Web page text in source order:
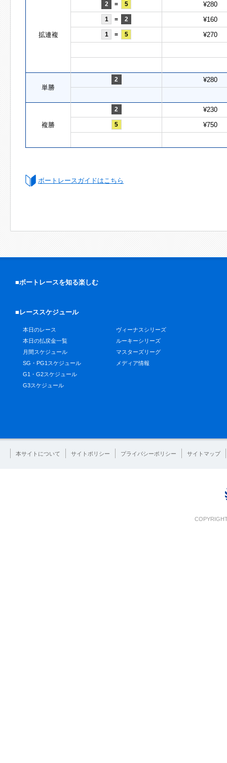
拡連複
2 = 5 ¥280
1 = 2 ¥160
1 = 5 ¥270
単勝
2 ¥280
複勝
2 ¥230
5 ¥750
ボートレースガイドはこちら
■ボートレースを知る楽しむ
■レーススケジュール
本日のレース
本日の払戻金一覧
月間スケジュール
SG・PG1スケジュール
G1・G2スケジュール
G3スケジュール
ヴィーナスシリーズ
ルーキーシリーズ
マスターズリーグ
メディア情報
本サイトについて サイトポリシー プライバシーポリシー サイトマップ